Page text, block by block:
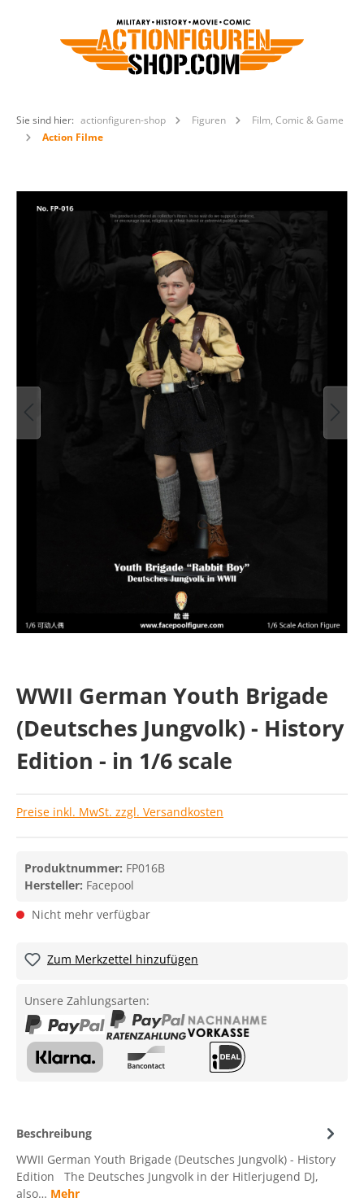
Sie sind hier: actionfiguren-shop Figuren
Film, Comic & Game
Action Filme
WWII German Youth Brigade
(Deutsches Jungvolk) - History
Edition - in 1/6 scale
Preise inkl. MwSt. zzgl. Versandkosten
Produktnummer: FP016B
Hersteller: Facepool
Nicht mehr verfügbar
Zum Merkzettel hinzufügen
Unsere Zahlungsarten:
Beschreibung
WWII German Youth Brigade (Deutsches Jungvolk) - History
Edition The Deutsches Jungvolk in der Hitlerjugend DJ,
also… Mehr